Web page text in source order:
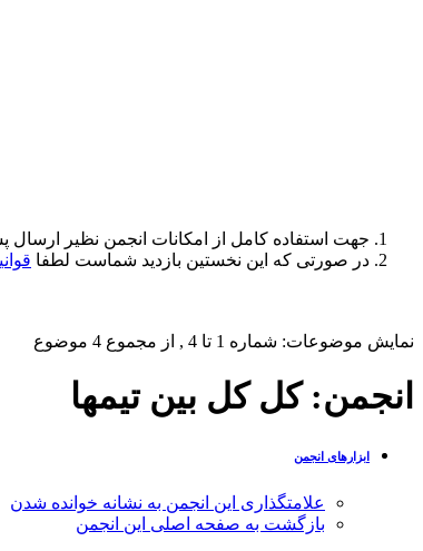
جهت استفاده کامل از امکانات انجمن نظیر ارسال
در صورتی که این نخستین بازدید شماست لطفا
نمایش موضوعات: شماره 1 تا 4 , از مجموع ‍4 موضوع
انجمن:کل کل بین تیمها
ابزارهای انجمن
علامتگذاری این انجمن به نشانه خوانده شدن
بازگشت به صفحه اصلی این انجمن